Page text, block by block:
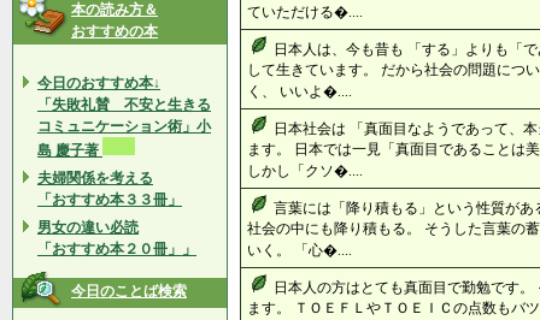
本の読み方＆
おすすめの本
今日のおすすめ本↓
「失敗礼賛 不安と生きる
コミュニケーション術」小
島 慶子著
夫婦関係を考える
「おすすめ本３３冊」
男女の違い必読
「おすすめ本２０冊」」
今日のことば検索
ていただける�....
日本人は、今も昔も 「する」よりも「
して生きています。 だから社会の問題につ
く、 いいよ�....
日本社会は 「真面目なようであって、
ます。 日本では一見「真面目であることは
しかし「クソ�....
言葉には「降り積もる」という性質が
社会の中にも降り積もる。 そうした言葉の
いく。 「心�....
日本人の方はとても真面目で勤勉です
ます。 ＴＯＥＦＬやＴＯＥＩＣの点数もバ